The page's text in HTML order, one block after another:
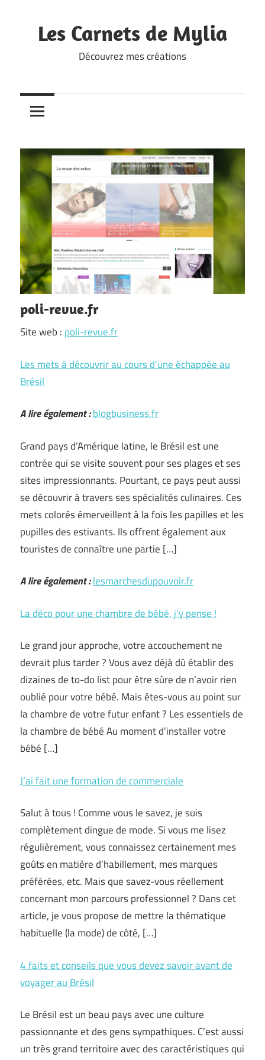
contentLes Carnets de Mylia
Découvrez mes créations
poli-revue.fr
Site web : poli-revue.fr
Les mets à découvrir au cours d’une échappée au
Brésil
A lire également :blogbusiness.fr
Grand pays d’Amérique latine, le Brésil est une
contrée qui se visite souvent pour ses plages et ses
sites impressionnants. Pourtant, ce pays peut aussi
se découvrir à travers ses spécialités culinaires. Ces
mets colorés émerveillent à la fois les papilles et les
pupilles des estivants. Ils offrent également aux
touristes de connaître une partie […]
A lire également :lesmarchesdupouvoir.fr
La déco pour une chambre de bébé, j’y pense !
Le grand jour approche, votre accouchement ne
devrait plus tarder ? Vous avez déjà dû établir des
dizaines de to-do list pour être sûre de n’avoir rien
oublié pour votre bébé. Mais êtes-vous au point sur
la chambre de votre futur enfant ? Les essentiels de
la chambre de bébé Au moment d’installer votre
bébé […]
J’ai fait une formation de commerciale
Salut à tous ! Comme vous le savez, je suis
complètement dingue de mode. Si vous me lisez
régulièrement, vous connaissez certainement mes
goûts en matière d’habillement, mes marques
préférées, etc. Mais que savez-vous réellement
concernant mon parcours professionnel ? Dans cet
article, je vous propose de mettre la thématique
habituelle (la mode) de côté, […]
4 faits et conseils que vous devez savoir avant de
voyager au Brésil
Le Brésil est un beau pays avec une culture
passionnante et des gens sympathiques. C’est aussi
un très grand territoire avec des caractéristiques qui